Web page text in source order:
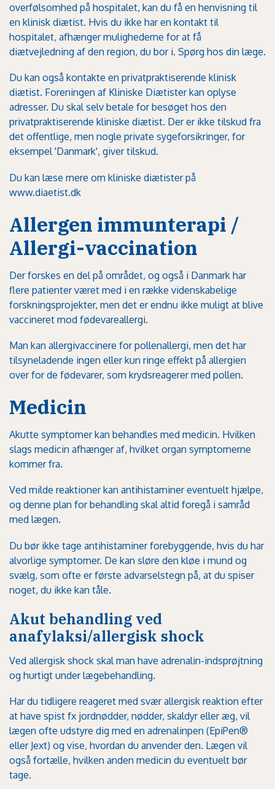
overfølsomhed på hospitalet, kan du få en henvisning til
en klinisk diætist. Hvis du ikke har en kontakt til
hospitalet, afhænger mulighederne for at få
diætvejledning af den region, du bor i. Spørg hos din læge.
Du kan også kontakte en privatpraktiserende klinisk
diætist. Foreningen af Kliniske Diætister kan oplyse
adresser. Du skal selv betale for besøget hos den
privatpraktiserende kliniske diætist. Der er ikke tilskud fra
det offentlige, men nogle private sygeforsikringer, for
eksempel 'Danmark', giver tilskud.
Du kan læse mere om kliniske diætister på
www.diaetist.dk
Allergen immunterapi /
Allergi-vaccination
Der forskes en del på området, og også i Danmark har
flere patienter været med i en række videnskabelige
forskningsprojekter, men det er endnu ikke muligt at blive
vaccineret mod fødevareallergi.
Man kan allergivaccinere for pollenallergi, men det har
tilsyneladende ingen eller kun ringe effekt på allergien
over for de fødevarer, som krydsreagerer med pollen.
Medicin
Akutte symptomer kan behandles med medicin. Hvilken
slags medicin afhænger af, hvilket organ symptomerne
kommer fra.
Ved milde reaktioner kan antihistaminer eventuelt hjælpe,
og denne plan for behandling skal altid foregå i samråd
med lægen.
Du bør ikke tage antihistaminer forebyggende, hvis du har
alvorlige symptomer. De kan sløre den kløe i mund og
svælg, som ofte er første advarselstegn på, at du spiser
noget, du ikke kan tåle.
Akut behandling ved
anafylaksi/allergisk shock
Ved allergisk shock skal man have adrenalin-indsprøjtning
og hurtigt under lægebehandling.
Har du tidligere reageret med svær allergisk reaktion efter
at have spist fx jordnødder, nødder, skaldyr eller æg, vil
lægen ofte udstyre dig med en adrenalinpen (EpiPen®
eller Jext) og vise, hvordan du anvender den. Lægen vil
også fortælle, hvilken anden medicin du eventuelt bør
tage.